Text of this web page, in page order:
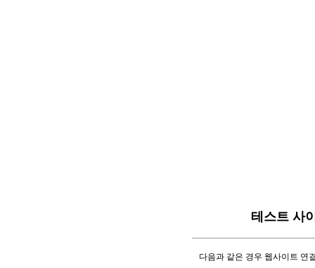
테스트 사
다음과 같은 경우 웹사이트 연